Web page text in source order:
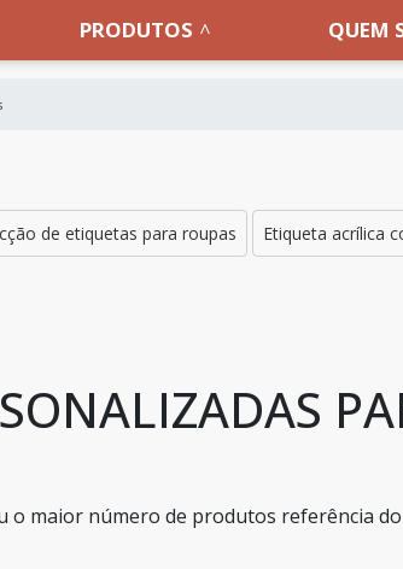
PRODUTOS QUEM
de etiquetas para roupas Etiqueta acrílica
o maior número de produtos referência do